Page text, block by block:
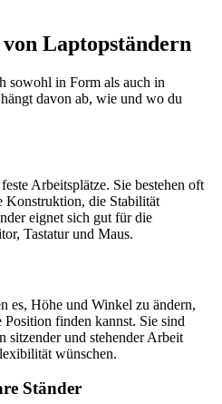
Laptopständern
sowohl in Form als auch in
davon ab, wie und wo du
Arbeitsplätze. Sie bestehen oft
Konstruktion, die Stabilität
eignet sich gut für die
Tastatur und Maus.
es, Höhe und Winkel zu ändern,
Position finden kannst. Sie sind
sitzender und stehender Arbeit
wünschen.
Ständer